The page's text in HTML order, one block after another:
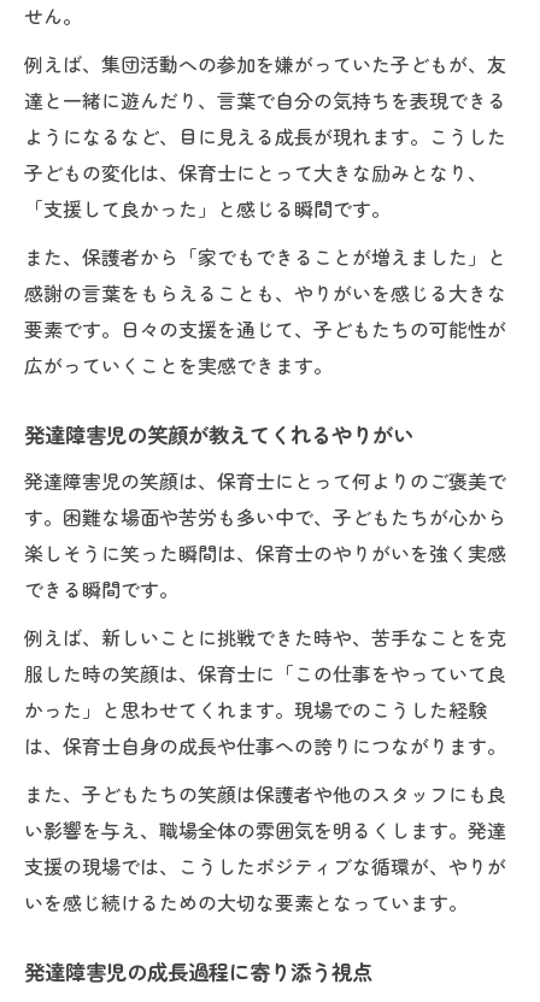
せん。
例えば、集団活動への参加を嫌がっていた子どもが、友
達と一緒に遊んだり、言葉で自分の気持ちを表現できる
ようになるなど、目に見える成長が現れます。こうした
子どもの変化は、保育士にとって大きな励みとなり、
「支援して良かった」と感じる瞬間です。
また、保護者から「家でもできることが増えました」と
感謝の言葉をもらえることも、やりがいを感じる大きな
要素です。日々の支援を通じて、子どもたちの可能性が
広がっていくことを実感できます。
発達障害児の笑顔が教えてくれるやりがい
発達障害児の笑顔は、保育士にとって何よりのご褒美で
す。困難な場面や苦労も多い中で、子どもたちが心から
楽しそうに笑った瞬間は、保育士のやりがいを強く実感
できる瞬間です。
例えば、新しいことに挑戦できた時や、苦手なことを克
服した時の笑顔は、保育士に「この仕事をやっていて良
かった」と思わせてくれます。現場でのこうした経験
は、保育士自身の成長や仕事への誇りにつながります。
また、子どもたちの笑顔は保護者や他のスタッフにも良
い影響を与え、職場全体の雰囲気を明るくします。発達
支援の現場では、こうしたポジティブな循環が、やりが
いを感じ続けるための大切な要素となっています。
発達障害児の成長過程に寄り添う視点